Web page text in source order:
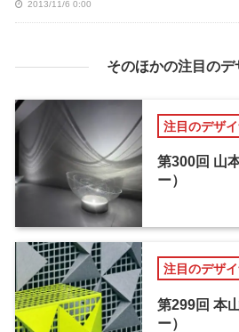
2013/11/6 0:00
そのほかの注目のデ
注目のデザ
第300回 山
ー）
注目のデザ
第299回 本
ー）